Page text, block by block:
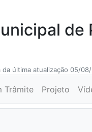
de
da última atualização 05/
Trâmite Projeto